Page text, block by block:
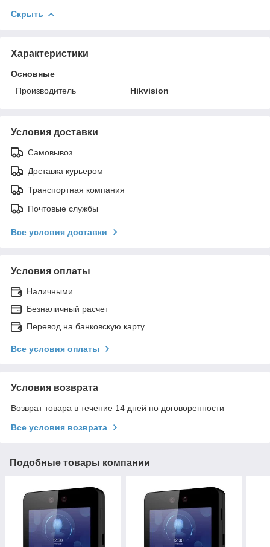
Скрыть
Характеристики
Основные
Производитель
Hikvision
Условия доставки
Самовывоз
Доставка курьером
Транспортная компания
Почтовые службы
Все условия доставки
Условия оплаты
Наличными
Безналичный расчет
Перевод на банковскую карту
Все условия оплаты
Условия возврата
Возврат товара в течение 14 дней по договоренности
Все условия возврата
Подобные товары компании